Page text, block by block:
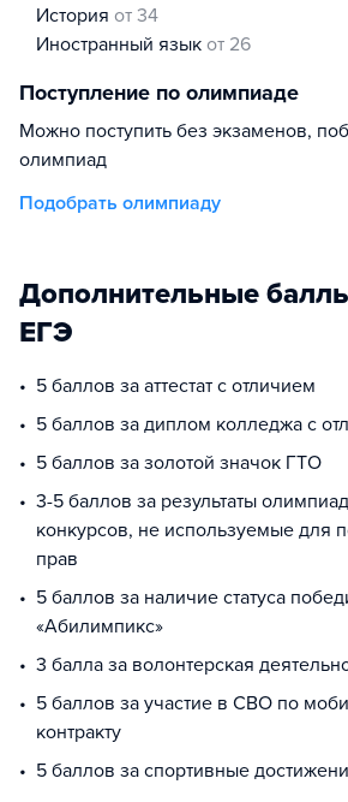
история от 34
иностранный язык от 26
Поступление по олимпиаде
Можно поступить без экзаменов,
олимпиад
Подобрать олимпиаду
Дополнительные
ЕГЭ
5 баллов за аттестат с отличием
5 баллов за диплом колледжа с
5 баллов за золотой значок ГТО
3-5 баллов за результаты
конкурсов, не используемые для
прав
5 баллов за наличие статуса
«Абилимпикс»
3 балла за волонтерская
5 баллов за участие в СВО по
контракту
5 баллов за спортивные